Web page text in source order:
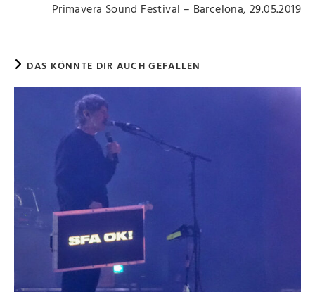
Primavera Sound Festival – Barcelona, 29.05.2019
DAS KÖNNTE DIR AUCH GEFALLEN